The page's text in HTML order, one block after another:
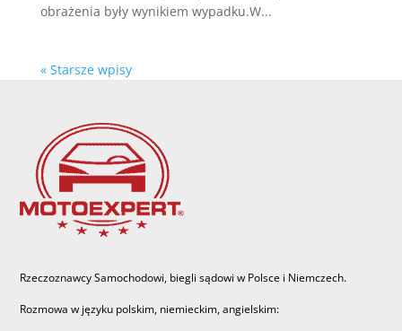
obrażenia były wynikiem wypadku.W...
« Starsze wpisy
Rzeczoznawcy Samochodowi, biegli sądowi w Polsce i Niemczech.
Rozmowa w języku polskim, niemieckim, angielskim: